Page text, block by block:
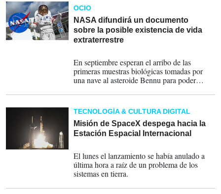
OCIO
NASA difundirá un documento
sobre la posible existencia de vida
extraterrestre
En septiembre esperan el arribo de las
primeras muestras biológicas tomadas por
una nave al asteroide Bennu para poder
TECNOLOGÍA & CULTURA DIGITAL
Misión de SpaceX despega hacia la
Estación Espacial Internacional
El lunes el lanzamiento se había anulado a
última hora a raíz de un problema de los
sistemas en tierra.